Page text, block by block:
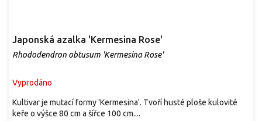
Japonská azalka 'Kermesina Rose'
Rhododendron obtusum 'Kermesina Rose'
Vyprodáno
Kultivar je mutací formy 'Kermesina'. Tvoří husté ploše kulovité
keře o výšce 80 cm a šířce 100 cm....